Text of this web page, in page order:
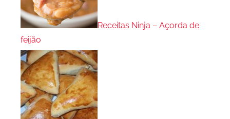
Receitas Ninja – Açorda de
feijão